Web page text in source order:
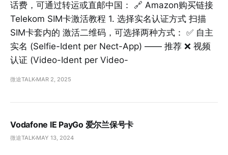
话费，可通过转运或直邮中国： 🔗 Amazon购买链接
Telekom SIM卡激活教程 1. 选择实名认证方式 扫描
SIM卡套内的 激活二维码，可选择两种方式： ✅ 自主
实名 (Selfie-Ident per Nect-App) —— 推荐 ❌ 视频
认证 (Video-Ident per Video-
微途TALK MAR 2, 2025
Vodafone IE PayGo 爱尔兰保号卡
微途TALK MAY 13, 2024